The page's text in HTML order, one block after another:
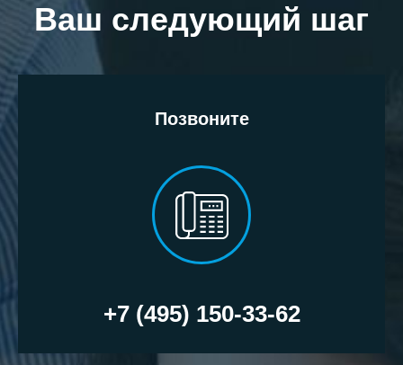
Ваш следующий шаг
Позвоните
+7 (495) 150-33-62